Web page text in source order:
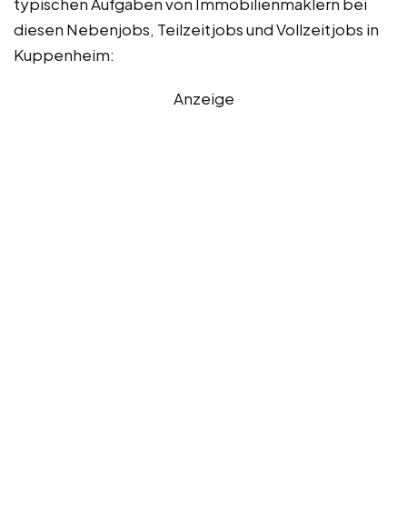
typischen Aufgaben von Immobilienmaklern bei
diesen Nebenjobs, Teilzeitjobs und Vollzeitjobs in
Kuppenheim:
Anzeige